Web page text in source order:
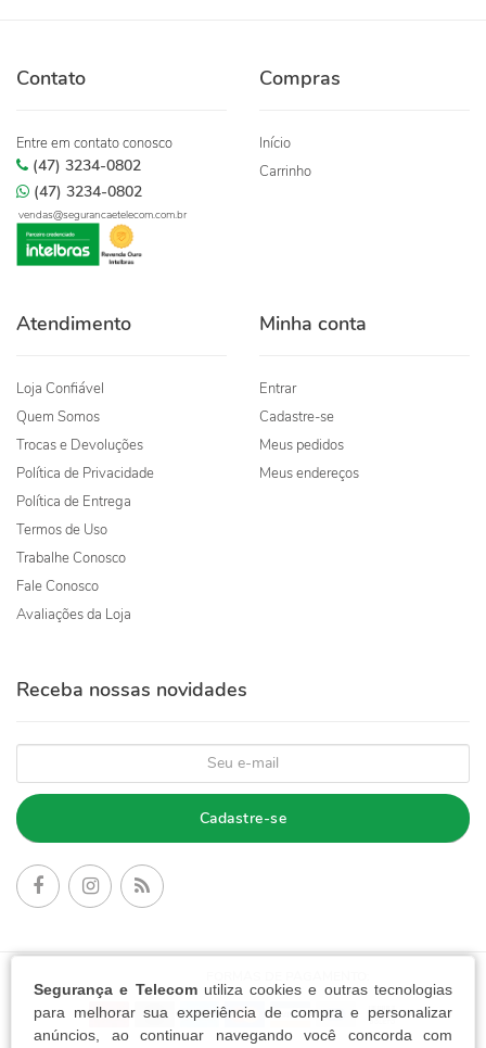
Segurança e Telecomutiliza cookies e outras tecnologias
para melhorar sua experiência de compra e personalizar
anúncios, ao continuar navegando você concorda com
Contato
Entre em contato conosco
(47) 3234-0802
(47) 3234-0802
vendas@segurancaetelecom.com.br
Compras
Início
Carrinho
Atendimento
Loja Confiável
Quem Somos
Trocas e Devoluções
Política de Privacidade
Política de Entrega
Termos de Uso
Trabalhe Conosco
Fale Conosco
Avaliações da Loja
Minha conta
Entrar
Cadastre-se
Meus pedidos
Meus endereços
Receba nossas novidades
Cadastre-se